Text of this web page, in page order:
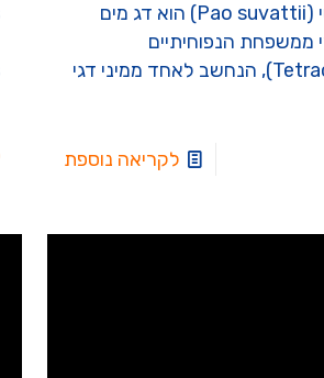
נפחא סובאטי (Pao suvattii) הוא דג מים
ממשפחת הנפוחיתיים
(Tetraodontidae), הנחשב לאחד ממיני דגי
לקריאה נוספת